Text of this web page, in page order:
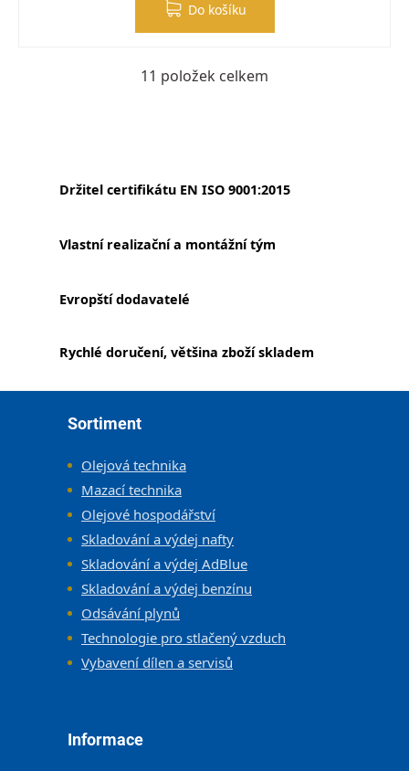
Do košíku
Ovládací prvky výpisu
11 položek celkem
Držitel certifikátu EN ISO 9001:2015
Vlastní realizační a montážní tým
Evropští dodavatelé
Rychlé doručení, většina zboží skladem
Sortiment
Olejová technika
Mazací technika
Olejové hospodářství
Skladování a výdej nafty
Skladování a výdej AdBlue
Skladování a výdej benzínu
Odsávání plynů
Technologie pro stlačený vzduch
Vybavení dílen a servisů
Informace